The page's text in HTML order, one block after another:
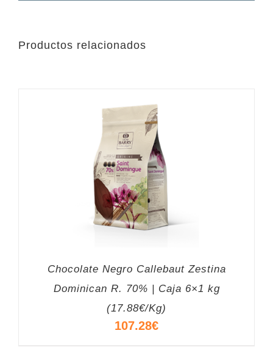
Productos relacionados
Chocolate Negro Callebaut Zestina
Dominican R. 70% | Caja 6×1 kg
(17.88€/Kg)
107.28€